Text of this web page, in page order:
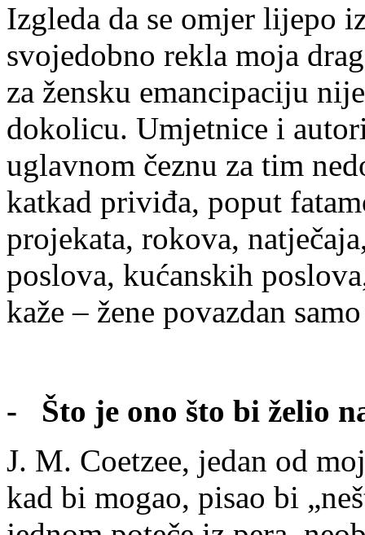
Izgleda da se omjer lijepo
svojedobno rekla moja
za žensku emancipaciju
dokolicu. Umjetnice i
uglavnom čeznu za tim
katkad priviđa, poput
projekata, rokova,
poslova, kućanskih
kaže – žene povazdan
- Što je ono što bi želio
J. M. Coetzee, jedan od
kad bi mogao, pisao bi